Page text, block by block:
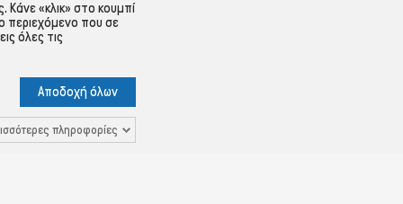
«κλικ» στο κουμπί
περιεχόμενο που σε
όλες τις
Αποδοχή όλων
πληροφορίες